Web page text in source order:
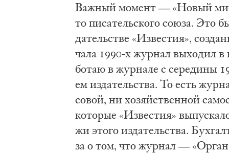
Важ­ный мо­мент — «Но­вый
то пи­са­тель­ско­го со­ю­за. Это
да­тель­стве «Из­ве­стия»,
ча­ла 1990-х жур­нал вы­хо­дил
бо­таю в жур­на­ле с се­ре­ди­ны
ем из­да­тель­ства. То есть
со­вой, ни хо­зяй­ствен­ной
ко­то­рые «Из­ве­стия»
жи это­го из­да­тель­ства.
за о том, что жур­нал —